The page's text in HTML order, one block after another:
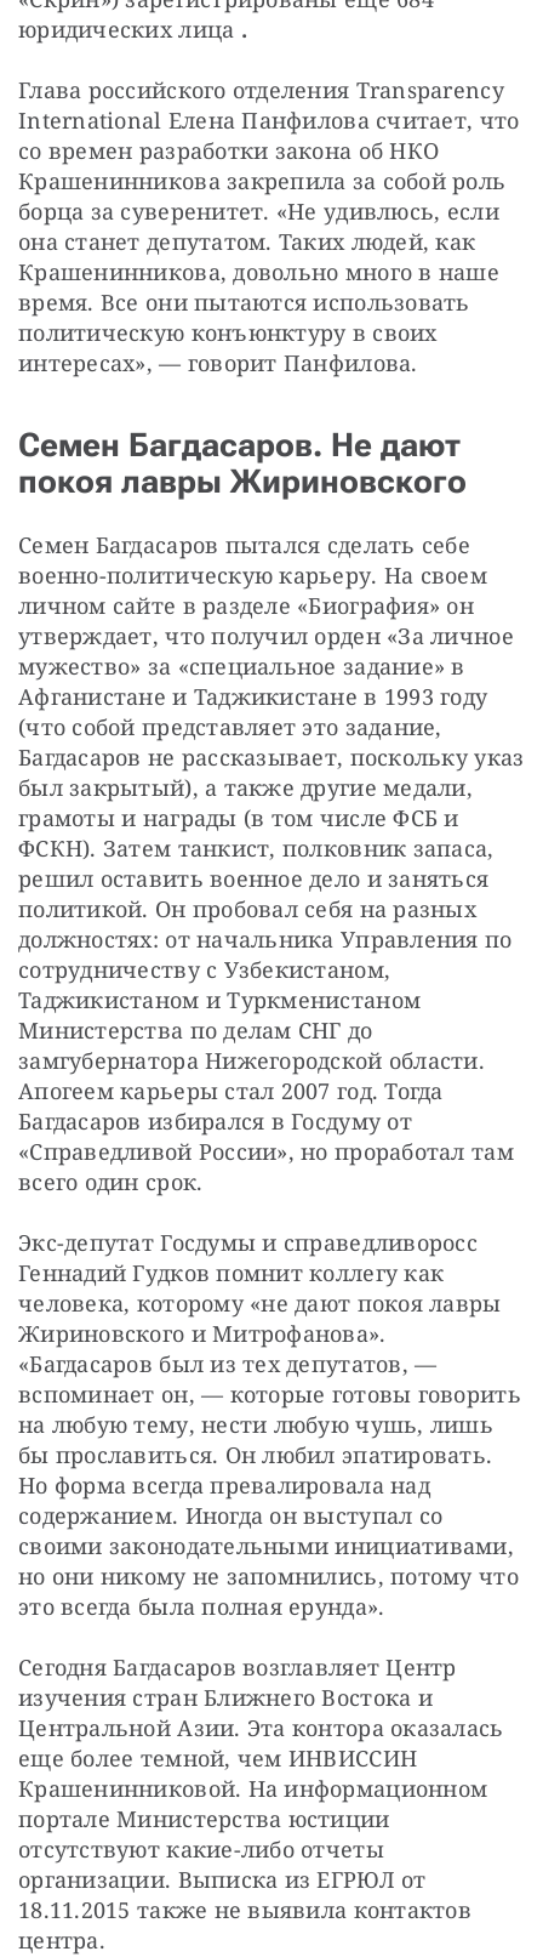
юридических лица .
Глава российского отделения Transparency
International Елена Панфилова считает, что
со времен разработки закона об НКО
Крашенинникова закрепила за собой роль
борца за суверенитет. «Не удивлюсь, если
она станет депутатом. Таких людей, как
Крашенинникова, довольно много в наше
время. Все они пытаются использовать
политическую конъюнктуру в своих
интересах», — говорит Панфилова.
Семен Багдасаров. Не дают
покоя лавры Жириновского
Семен Багдасаров пытался сделать себе
военно-политическую карьеру. На своем
личном сайте в разделе «Биография» он
утверждает, что получил орден «За личное
мужество» за «специальное задание» в
Афганистане и Таджикистане в 1993 году
(что собой представляет это задание,
Багдасаров не рассказывает, поскольку указ
был закрытый), а также другие медали,
грамоты и награды (в том числе ФСБ и
ФСКН). Затем танкист, полковник запаса,
решил оставить военное дело и заняться
политикой. Он пробовал себя на разных
должностях: от начальника Управления по
сотрудничеству с Узбекистаном,
Таджикистаном и Туркменистаном
Министерства по делам СНГ до
замгубернатора Нижегородской области.
Апогеем карьеры стал 2007 год. Тогда
Багдасаров избирался в Госдуму от
«Справедливой России», но проработал там
всего один срок.
Экс-депутат Госдумы и справедливоросс
Геннадий Гудков помнит коллегу как
человека, которому «не дают покоя лавры
Жириновского и Митрофанова».
«Багдасаров был из тех депутатов, —
вспоминает он, — которые готовы говорить
на любую тему, нести любую чушь, лишь
бы прославиться. Он любил эпатировать.
Но форма всегда превалировала над
содержанием. Иногда он выступал со
своими законодательными инициативами,
но они никому не запомнились, потому что
это всегда была полная ерунда».
Сегодня Багдасаров возглавляет Центр
изучения стран Ближнего Востока и
Центральной Азии. Эта контора оказалась
еще более темной, чем ИНВИССИН
Крашенинниковой. На информационном
портале Министерства юстиции
отсутствуют какие-либо отчеты
организации. Выписка из ЕГРЮЛ от
18.11.2015 также не выявила контактов
центра.